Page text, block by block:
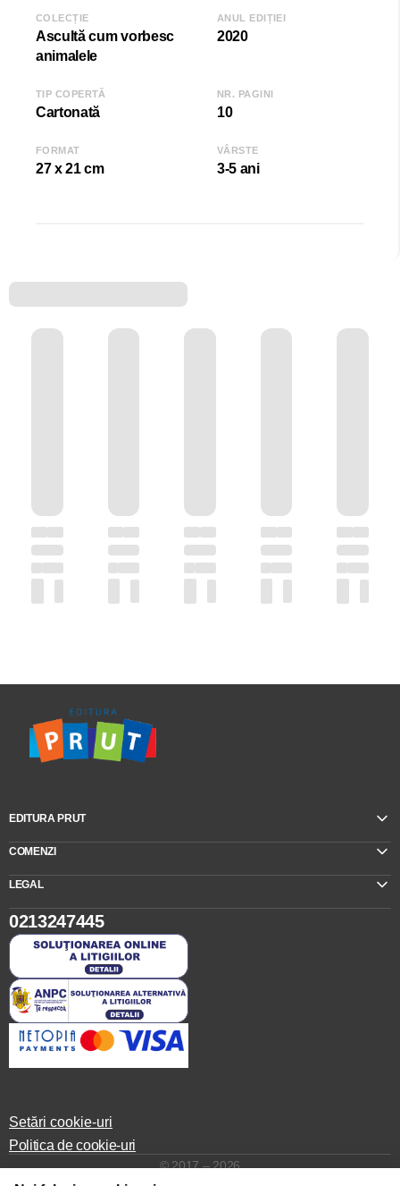
COLECȚIE
Ascultă cum vorbesc
animalele
ANUL EDIȚIEI
2020
TIP COPERTĂ
Cartonată
NR. PAGINI
10
FORMAT
27 x 21 cm
VÂRSTE
3-5 ani
EDITURA PRUT
COMENZI
LEGAL
0213247445
Setări cookie-uri
Politica de cookie-uri
© 2017 – 2026